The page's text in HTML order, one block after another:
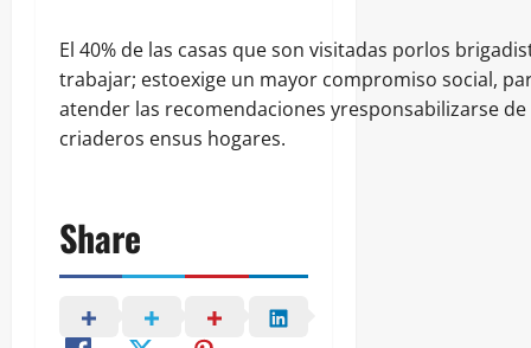
El 40% de las casas que son visitadas porlos
trabajar; estoexige un mayor compromiso social,
atender las recomendaciones yresponsabilizarse
criaderos ensus hogares.
Share